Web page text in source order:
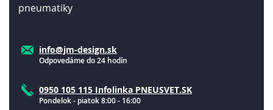
pneumatiky
info@jm-design.sk
Odpovedáme do 24 hodín
0950 105 115 Infolinka PNEUSVET.SK
Pondelok - piatok 8:00 - 16:00